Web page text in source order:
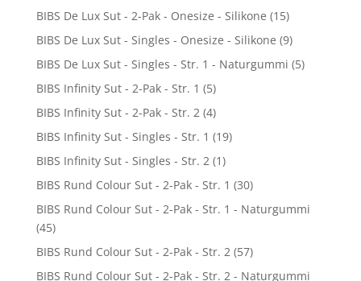
BIBS De Lux Sut - 2-Pak - Onesize - Silikone (15)
BIBS De Lux Sut - Singles - Onesize - Silikone (9)
BIBS De Lux Sut - Singles - Str. 1 - Naturgummi (5)
BIBS Infinity Sut - 2-Pak - Str. 1 (5)
BIBS Infinity Sut - 2-Pak - Str. 2 (4)
BIBS Infinity Sut - Singles - Str. 1 (19)
BIBS Infinity Sut - Singles - Str. 2 (1)
BIBS Rund Colour Sut - 2-Pak - Str. 1 (30)
BIBS Rund Colour Sut - 2-Pak - Str. 1 - Naturgummi
(45)
BIBS Rund Colour Sut - 2-Pak - Str. 2 (57)
BIBS Rund Colour Sut - 2-Pak - Str. 2 - Naturgummi